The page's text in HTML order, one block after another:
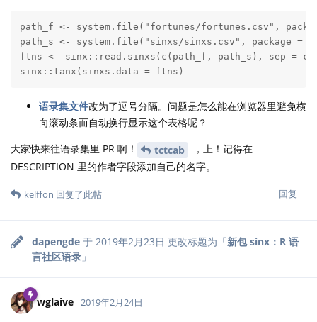
path_f <- system.file("fortunes/fortunes.csv",
path_s <- system.file("sinxs/sinxs.csv", package =
ftns <- sinx::read.sinxs(c(path_f, path_s), sep =
sinx::tanx(sinxs.data = ftns)
语录集文件改为了逗号分隔。问题是怎么能在浏览器里避免横
向滚动条而自动换行显示这个表格呢？
大家快来往语录集里 PR 啊！
tctcab
，上！记得在
DESCRIPTION 里的作者字段添加自己的名字。
回复
kelffon 回复了此帖
dapengde 于 2019年2月23日 更改标题为「新包 sinx：R 语
言社区语录 」
wglaive 2019年2月24日